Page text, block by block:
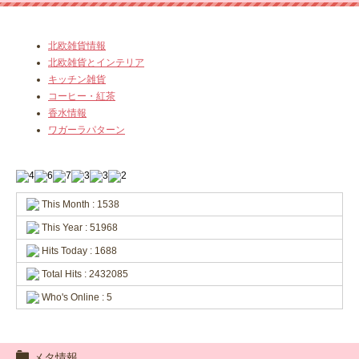
北欧雑貨情報
北欧雑貨とインテリア
キッチン雑貨
コーヒー・紅茶
香水情報
ワガーラパターン
This Month : 1538
This Year : 51968
Hits Today : 1688
Total Hits : 2432085
Who's Online : 5